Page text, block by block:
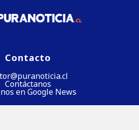
Contacto
Contáctanos
en Google News